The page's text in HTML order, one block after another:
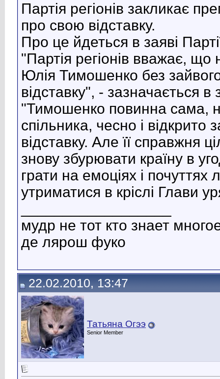
Партія регіонів закликає
про свою відставку.
Про це йдеться в заяві
"Партія регіонів вважає,
Юлія Тимошенко без
відставку", - зазначається в
"Тимошенко повинна сама,
спільника, чесно і відкрито
відставку. Але її справжня
знову збурювати країну в
грати на емоціях і
утриматися в кріслі Глави
мудр не тот кто знает
де лярош фуко
22.02.2010, 13:47
Татьяна Огээ
Senior Member